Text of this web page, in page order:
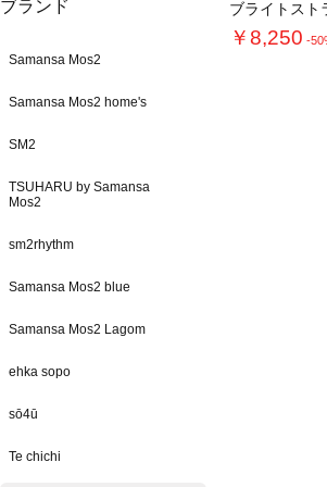
ブランド
Samansa Mos2
Samansa Mos2 home's
SM2
TSUHARU by Samansa
Mos2
sm2rhythm
Samansa Mos2 blue
Samansa Mos2 Lagom
ehka sopo
sō4ū
Te chichi
￥8,250 -